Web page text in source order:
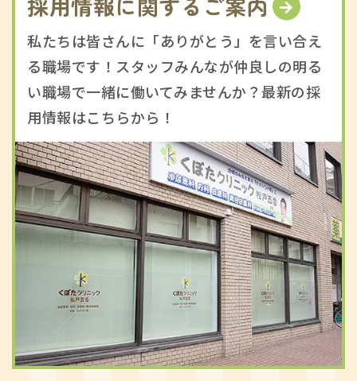
私たちは皆さんに「ありがとう」を言い合え
る職場です！スタッフみんなが仲良しの明る
い職場で一緒に働いてみませんか？最新の採
用情報はこちらから！